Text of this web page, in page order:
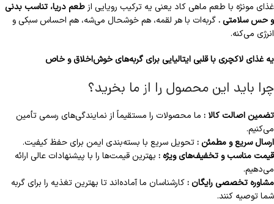
غذای مونژه با طعم ماهی کاد یعنی یه ترکیب رویایی ازطعم دریا، تناسب بدنی
و حس سلامتی .گربه‌ات با هر لقمه، هم خوشحال می‌شه، هم احساس سبکی و
انرژی می‌کنه.
یه غذای لاکچری با قلبی ایتالیایی برای گربه‌های خوش‌اخلاق و خاص
چرا باید این محصول را از ما بخرید؟
تضمین اصالت کالا : ما محصولات را مستقیماً از نمایندگی‌های رسمی تأمین
می‌کنیم.
ارسال سریع و مطمئن :تحویل سریع با بسته‌بندی ایمن برای حفظ کیفیت.
قیمت مناسب و تخفیف‌های ویژه : بهترین قیمت‌ها را با پیشنهادات عالی ارائه
می‌دهیم.
مشاوره تخصصی رایگان :کارشناسان ما آماده‌اند تا بهترین تغذیه را برای گربه
شما توصیه کنند.